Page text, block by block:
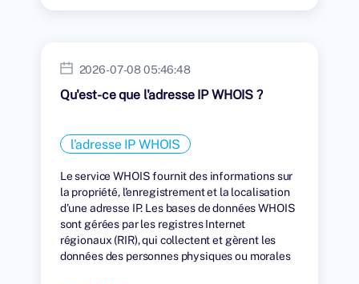
2026-07-08 05:46:48
Qu'est-ce que l'adresse IP WHOIS ?
l'adresse IP WHOIS
Le service WHOIS fournit des informations sur
la propriété, l'enregistrement et la localisation
d'une adresse IP. Les bases de données WHOIS
sont gérées par les registres Internet
régionaux (RIR), qui collectent et gèrent les
données des personnes physiques ou morales